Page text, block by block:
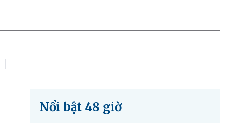
Nổi bật 48 giờ